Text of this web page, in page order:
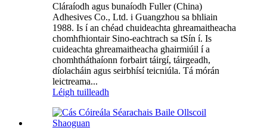
Cláraíodh agus bunaíodh Fuller (China)
Adhesives Co., Ltd. i Guangzhou sa bhliain
1988. Is í an chéad chuideachta ghreamaitheacha
chomhfhiontair Sino-eachtrach sa tSín í. Is
cuideachta ghreamaitheacha ghairmiúil í a
chomhtháthaíonn forbairt táirgí, táirgeadh,
díolacháin agus seirbhísí teicniúla. Tá mórán
leictreama...
Léigh tuilleadh